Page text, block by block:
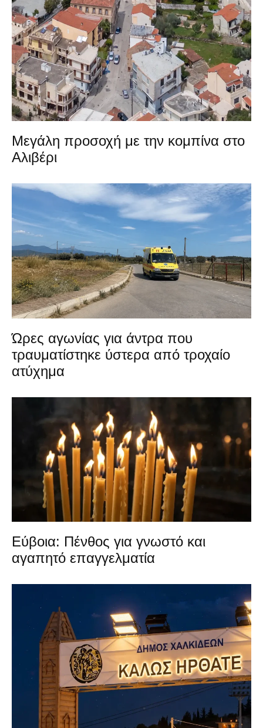
Μεγάλη προσοχή με την κομπίνα στο
Αλιβέρι
Ώρες αγωνίας για άντρα που
τραυματίστηκε ύστερα από τροχαίο
ατύχημα
Εύβοια: Πένθος για γνωστό και
αγαπητό επαγγελματία